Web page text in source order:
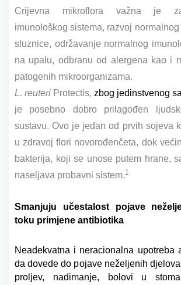
Crijevna mikroflora važna je
imunološkog sistema, razvoj
sluznice, održavanje normalnog
na upalu, odbranu od alergena kao i
patogenih mikroorganizama.
L. reuteri Protectis, zbog jedinstvenog
je posebno dobro prilagođen
sustavu. Ovo je jedan od prvih sojeva
u zdravoj flori novorođenčeta, dok
bakterija, koji se unose putem hrane,
naseljava probavni sistem.1
Smanjuju učestalost pojave
toku primjene antibiotika
Neadekvatna i neracionalna upotreba
da dovede do pojave neželjenih
proljev, nadimanje, bolovi u